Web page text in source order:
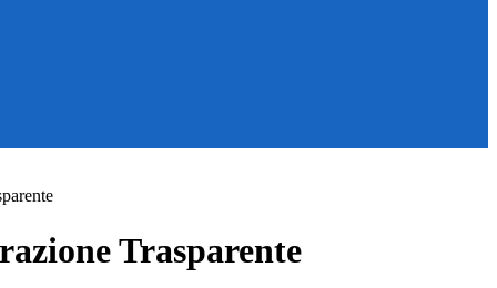
Trasparente